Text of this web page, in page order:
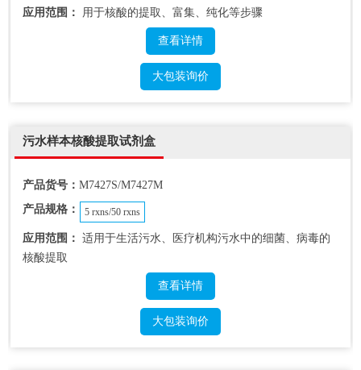
应用范围： 用于核酸的提取、富集、纯化等步骤
查看详情
大包装询价
污水样本核酸提取试剂盒
产品货号： M7427S/M7427M
产品规格：
5 rxns/50 rxns
应用范围： 适用于生活污水、医疗机构污水中的细菌、病毒的
核酸提取
查看详情
大包装询价